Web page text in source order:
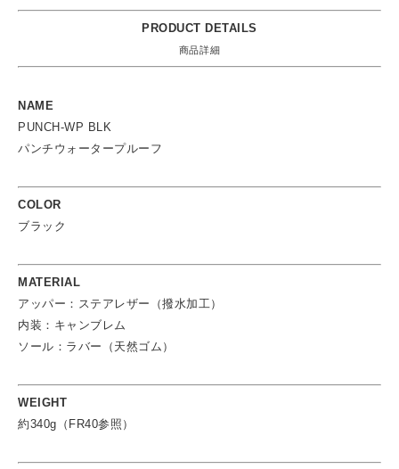
PRODUCT DETAILS
商品詳細
NAME
PUNCH-WP BLK
パンチウォータープルーフ
COLOR
ブラック
MATERIAL
アッパー：ステアレザー（撥水加工）
内装：キャンブレム
ソール：ラバー（天然ゴム）
WEIGHT
約340g（FR40参照）